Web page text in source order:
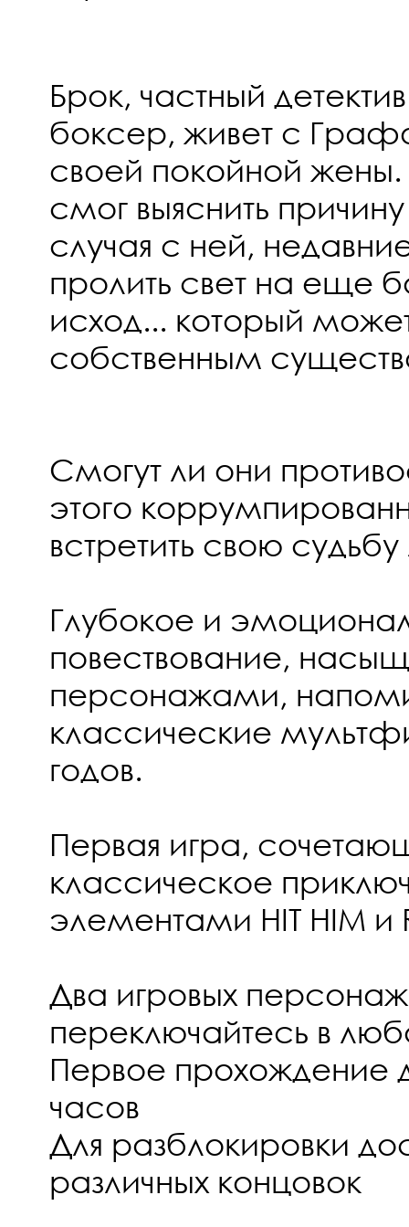
Брок, частный
боксер, живет с
своей покойной жены.
смог выяснить
случая с ней,
пролить свет на еще
исход... который
собственным
Смогут ли они
этого
встретить свою
Глубокое и
повествование,
персонажами,
классические
годов.
Первая игра,
классическое
элементами HIT HIM и
Два игровых
переключайтесь в
Первое прохождение
часов
Для разблокировки
различных концовок